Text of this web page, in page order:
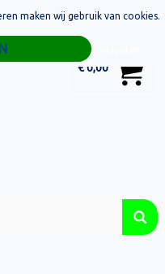
€ 0,00
maken wij gebruik van cookies.